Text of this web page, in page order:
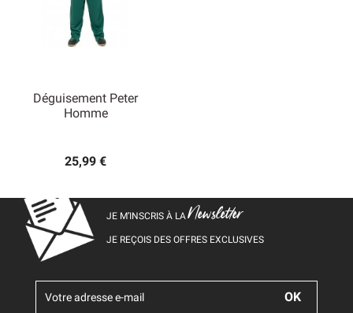
Déguisement Peter
Homme
25,99 €
JE M’INSCRIS À LANewsletter
JE REÇOIS DES OFFRES EXCLUSIVES